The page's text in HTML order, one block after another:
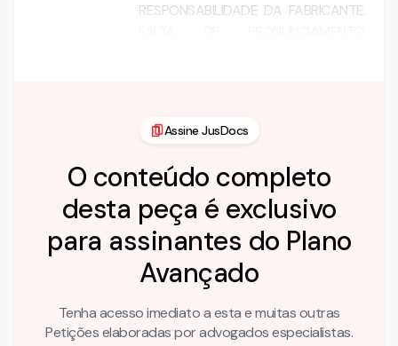
RESPONSABILIDADE DA FABRICANTE.
Assine JusDocs
O conteúdo completo
desta peça é exclusivo
para assinantes do Plano
Avançado
Tenha acesso imediato a esta e muitas outras
Petições elaboradas por advogados especialistas.